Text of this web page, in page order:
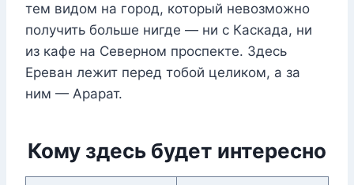
тем видом на город, который невозможно
получить больше нигде — ни с Каскада, ни
из кафе на Северном проспекте. Здесь
Ереван лежит перед тобой целиком, а за
ним — Арарат.
Кому здесь будет интересно